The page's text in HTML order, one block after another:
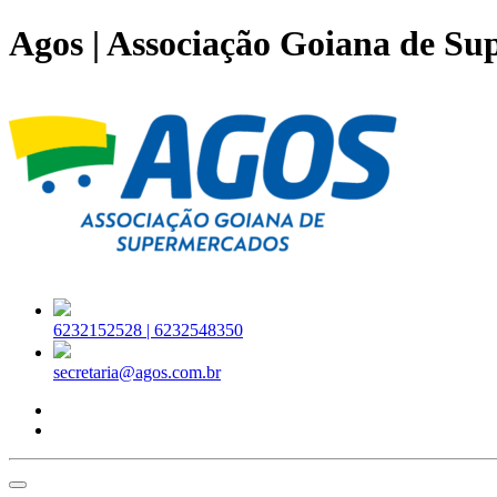
Agos | Associação Goiana de
6232152528 | 6232548350
secretaria@agos.com.br